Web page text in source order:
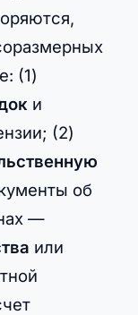
(1)
и
(2)
об
—
или